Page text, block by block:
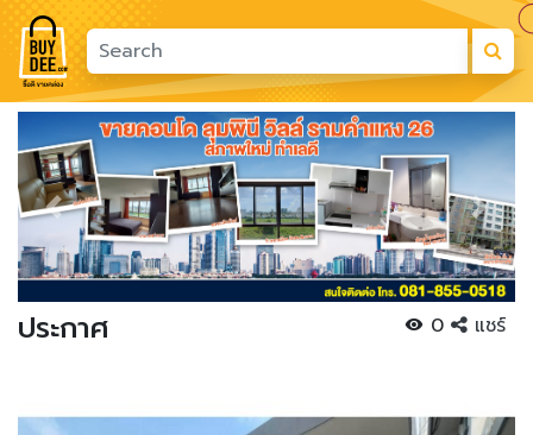
Previous Next
ประกาศ 0 แชร์